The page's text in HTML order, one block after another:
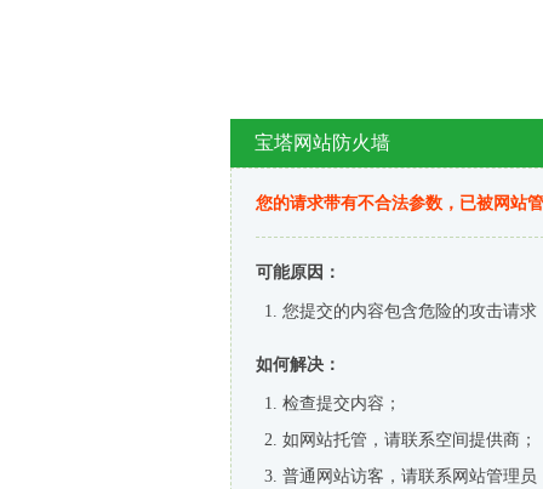
宝塔网站防火墙
您的请求带有不合法参数，已被网站
可能原因：
您提交的内容包含危险的攻击请求
如何解决：
检查提交内容；
如网站托管，请联系空间提供商；
普通网站访客，请联系网站管理员